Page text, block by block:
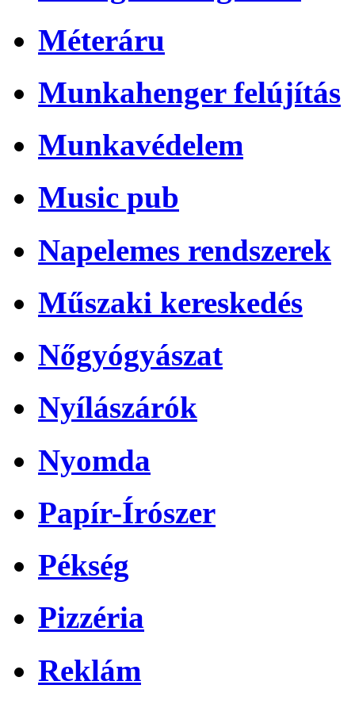
Méteráru
Munkahenger felújítás
Munkavédelem
Music pub
Napelemes rendszerek
Műszaki kereskedés
Nőgyógyászat
Nyílászárók
Nyomda
Papír-Írószer
Pékség
Pizzéria
Reklám